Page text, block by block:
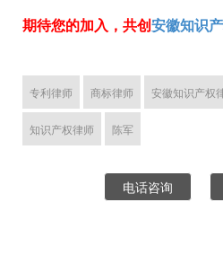
期待您的加入，共创安徽知识
专利律师 商标律师 安徽知识产权
知识产权律师 陈军
电话咨询